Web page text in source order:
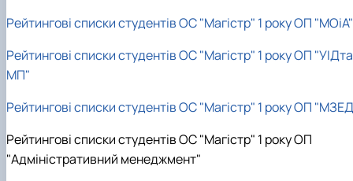
Рейтингові списки студентів ОС "Магістр" 1 року ОП "МОіА"
Рейтингові списки студентів ОС "Магістр" 1 року ОП "УІДта
МП"
Рейтингові списки студентів ОС "Магістр" 1 року ОП
Рейтингові списки студентів ОС "Магістр" 1 року ОП
"Адміністративний менеджмент"